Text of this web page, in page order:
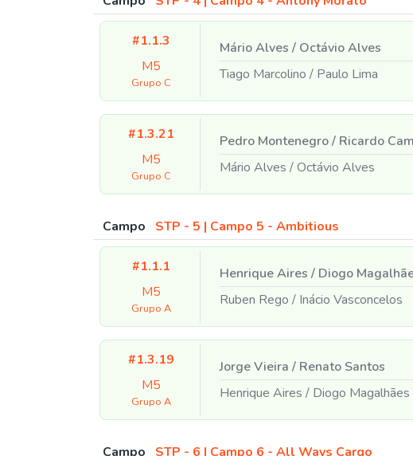
#1.1.3
M5
Grupo C
Mário Alves /Octávio Alves
Tiago Marcolino /Paulo Lima
#1.3.21
M5
Grupo C
Pedro Montenegro/Ricardo
Mário Alves /Octávio Alves
Campo STP - 5 | Campo 5 - Ambitious
#1.1.1
M5
Grupo A
Henrique Aires /Diogo
Ruben Rego /Inácio Vasconcelos
#1.3.19
M5
Grupo A
Jorge Vieira /Renato Santos
Henrique Aires /Diogo Magalhães
Campo STP - 6 | Campo 6 - All Ways Cargo